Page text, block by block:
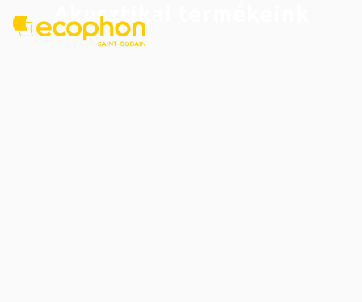
Akusztikai termékeink